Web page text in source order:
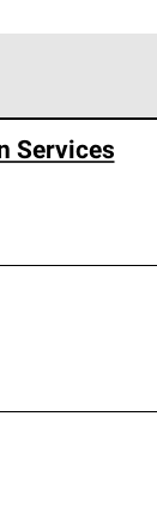
y
Services